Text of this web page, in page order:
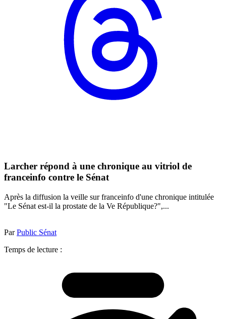
Larcher répond à une chronique au vitriol de
franceinfo contre le Sénat
Après la diffusion la veille sur franceinfo d'une chronique intitulée
"Le Sénat est-il la prostate de la Ve République?",...
ParPublic Sénat
Temps de lecture :